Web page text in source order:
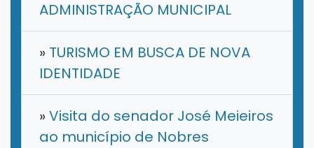
ADMINISTRAÇÃO MUNICIPAL
» TURISMO EM BUSCA DE NOVA
IDENTIDADE
»Visita do senador José Meieiros
ao município de Nobres